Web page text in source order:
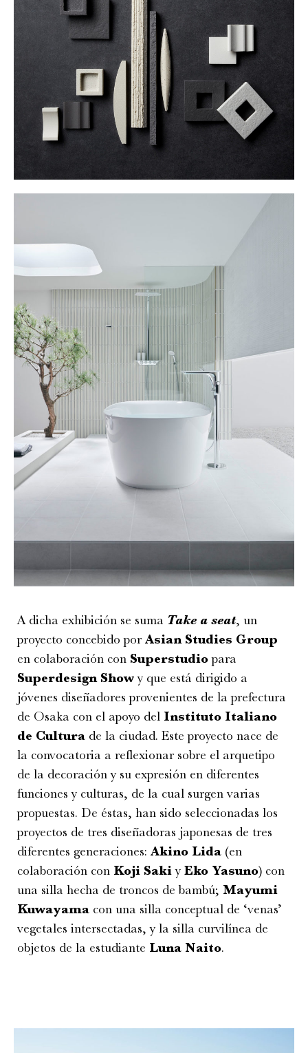
A dicha exhibición se suma Take a seat, un
proyecto concebido por Asian Studies Group
en colaboración con Superstudiopara
Superdesign Showy que está dirigido a
jóvenes diseñadores provenientes de la prefectura
de Osaka con el apoyo del Instituto Italiano
de Cultura de la ciudad. Este proyecto nace de
la convocatoria a reflexionar sobre el arquetipo
de la decoración y su expresión en diferentes
funciones y culturas, de la cual surgen varias
propuestas. De éstas, han sido seleccionadas los
proyectos de tres diseñadoras japonesas de tres
diferentes generaciones: Akino Lida (en
colaboración con Koji Sakiy Eko Yasuno) con
una silla hecha de troncos de bambú; Mayumi
Kuwayama con una silla conceptual de ‘venas’
vegetales intersectadas, y la silla curvilínea de
objetos de la estudiante Luna Naito.